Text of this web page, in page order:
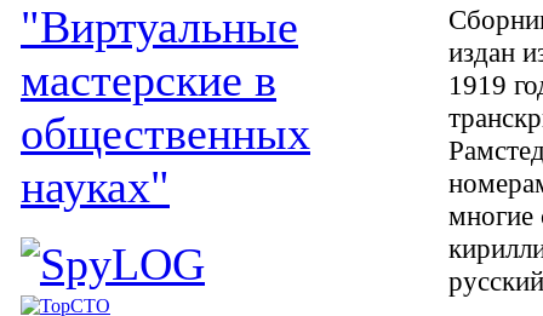
"Виртуальные
мастерские в
общественных
науках"
издан
1919
многие